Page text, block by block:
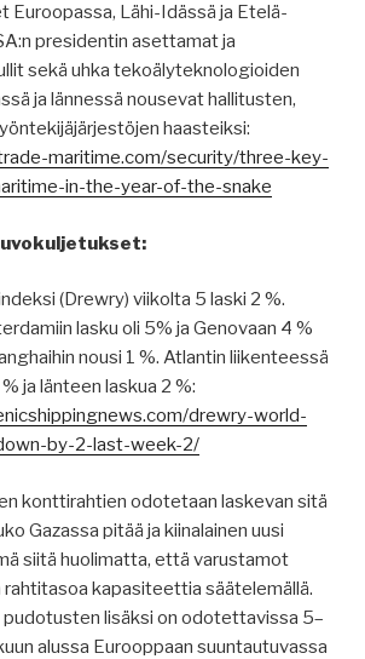
Euroopassa, Lähi-Idässä ja Etelä-
presidentin asettamat ja
sekä uhka tekoälyteknologioiden
ja lännessä nousevat hallitusten,
haasteiksi:
maritime.com/security/three-key-
in-the-year-of-the-snake
(Drewry) viikolta 5 laski 2 %.
lasku oli 5% ja Genovaan 4 %
nousi 1 %. Atlantin liikenteessä
ja länteen laskua 2 %:
drewry-world-
by-2-last-week-2/
konttirahtien odotetaan laskevan sitä
Gazassa pitää ja kiinalainen uusi
siitä huolimatta, että varustamot
kapasiteettia säätelemällä.
lisäksi on odotettavissa 5–
alussa Eurooppaan suuntautuvassa